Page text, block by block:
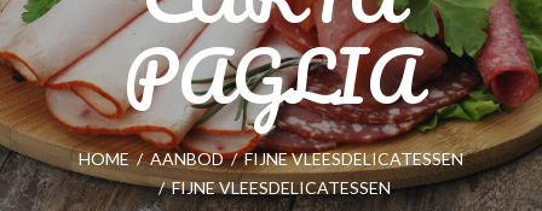
PAGLIA
HOME / AANBOD / FIJNE VLEESDELICATESSEN
/ FIJNE VLEESDELICATESSEN